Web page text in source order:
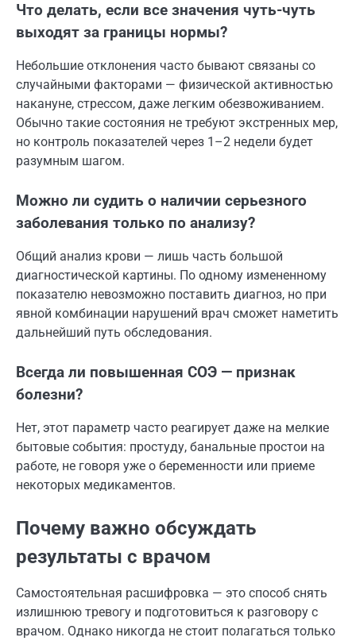
Что делать, если все значения чуть-чуть
выходят за границы нормы?
Небольшие отклонения часто бывают связаны со
случайными факторами — физической активностью
накануне, стрессом, даже легким обезвоживанием.
Обычно такие состояния не требуют экстренных мер,
но контроль показателей через 1–2 недели будет
разумным шагом.
Можно ли судить о наличии серьезного
заболевания только по анализу?
Общий анализ крови — лишь часть большой
диагностической картины. По одному измененному
показателю невозможно поставить диагноз, но при
явной комбинации нарушений врач сможет наметить
дальнейший путь обследования.
Всегда ли повышенная СОЭ — признак
болезни?
Нет, этот параметр часто реагирует даже на мелкие
бытовые события: простуду, банальные простои на
работе, не говоря уже о беременности или приеме
некоторых медикаментов.
Почему важно обсуждать
результаты с врачом
Самостоятельная расшифровка — это способ снять
излишнюю тревогу и подготовиться к разговору с
врачом. Однако никогда не стоит полагаться только